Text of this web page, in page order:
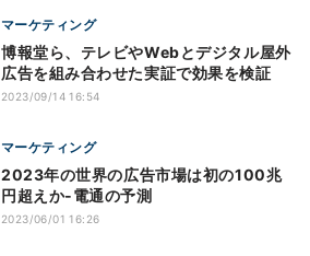
マーケティング
博報堂ら、テレビやWebとデジタル屋外
広告を組み合わせた実証で効果を検証
2023/09/14 16:54
マーケティング
2023年の世界の広告市場は初の100兆
円超えか‐電通の予測
2023/06/01 16:26